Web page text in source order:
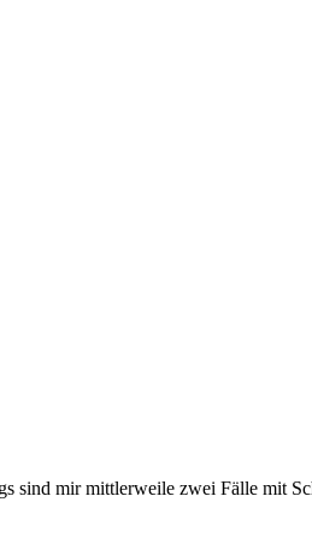
sind mir mittlerweile zwei Fälle mit